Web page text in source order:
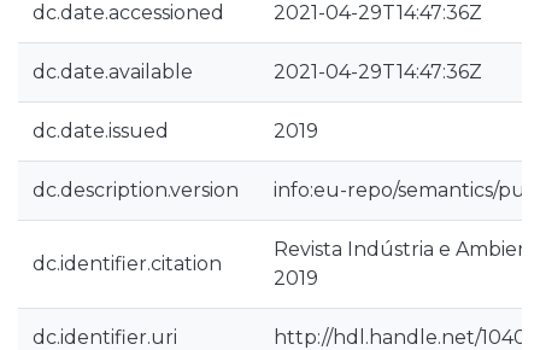
dc.date.accessioned 2021-04-29T14:47:36Z
dc.date.available 2021-04-29T14:47:36Z
dc.date.issued 2019
dc.description.version info:eu-repo/semantics/
dc.identifier.citation
Revista Indústria e
2019
dc.identifier.uri http://hdl.handle.net/